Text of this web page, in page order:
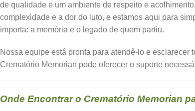
de qualidade e um ambiente de respeito e
complexidade e a dor do luto, e estamos aqui para
importa: a memória e o legado de quem partiu.
Nossa equipe está pronta para atendê-lo e
Crematório Memorian pode oferecer o suporte
Onde Encontrar o Crematório Memorian